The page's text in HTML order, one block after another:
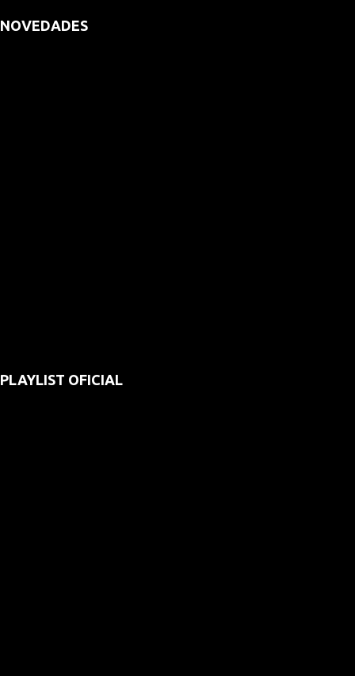
NOVEDADES
PLAYLIST OFICIAL